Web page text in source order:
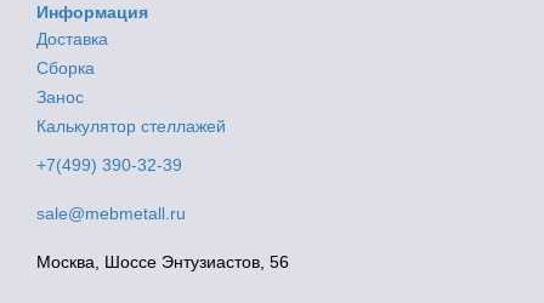
Информация
Доставка
Сборка
Занос
Калькулятор стеллажей
+7(499) 390-32-39
sale@mebmetall.ru
Москва, Шоссе Энтузиастов, 56